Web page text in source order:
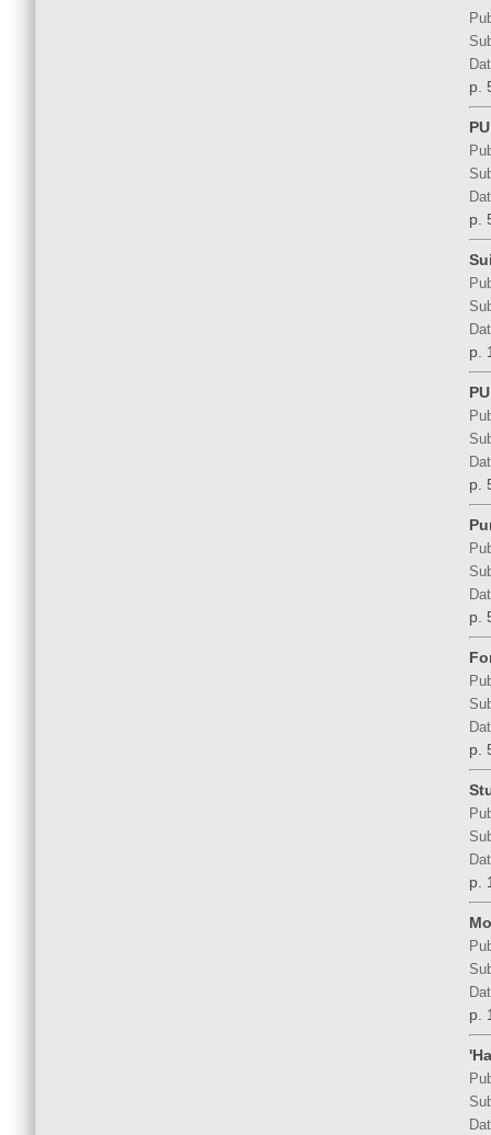
p.
p.
p.
p.
p.
p.
p.
p.